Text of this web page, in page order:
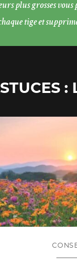
plus grosses
tige et
: